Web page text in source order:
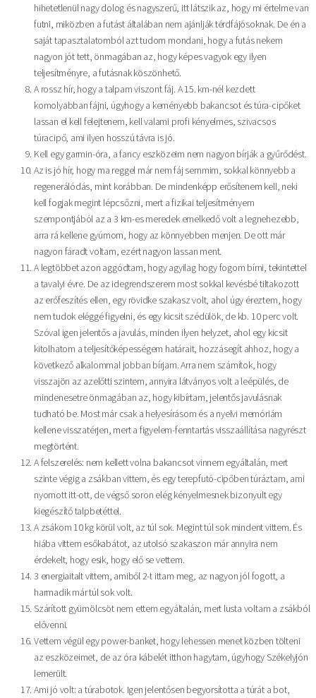
hihetetlenül nagy dolog és nagyszerű, itt látszik az, hogy mi értelme van
futni, miközben a futást általában nem ajánlják térdfájósoknak. De én a
saját tapasztalatomból azt tudom mondani, hogy a futás nekem
nagyon jót tett, önmagában az, hogy képes vagyok egy ilyen
teljesítményre, a futásnak köszönhető.
A rossz hír, hogy a talpam viszont fáj. A 15. km-nél kezdett
komolyabban fájni, úgyhogy a keményebb bakancsot és túra-cipőket
lassan el kell felejtenem, kell valami profi kényelmes, szivacsos
túracipő, ami ilyen hosszú távra is jó.
Kell egy garmin-óra, a fancy eszközeim nem nagyon bírják a gyűrődést.
Az is jó hír, hogy ma reggel már nem fáj semmim, sokkal könnyebb a
regenerálódás, mint korábban. De mindenképp erősítenem kell, neki
kell fogjak megint lépcsőzni, mert a fizikai teljesítményem
szempontjából az a 3 km-es meredek emelkedő volt a legnehezebb,
arra rá kellene gyúrnom, hogy az könnyebben menjen. De ott már
nagyon fáradt voltam, ezért nagyon lassan ment.
A legtöbbet azon aggódtam, hogy agyilag hogy fogom bírni, tekintettel
a tavalyi évre. De az idegrendszerem most sokkal kevésbé tiltakozott
az erőfeszítés ellen, egy rövidke szakasz volt, ahol úgy éreztem, hogy
nem tudok eléggé figyelni, és egy kicsit szédülök, de kb. 10 perc volt.
Szóval igen jelentős a javulás, minden ilyen helyzet, ahol egy kicsit
kitolhatom a teljesítőképességem határait, hozzásegít ahhoz, hogy a
következő alkalommal jobban bírjam. Arra nem számítok, hogy
visszajön az azelőtti szintem, annyira látványos volt a leépülés, de
mindenesetre önmagában az, hogy kibírtam, jelentős javulásnak
tudható be. Most már csak a helyesírásom és a nyelvi memóriám
kellene visszatérjen, mert a figyelem-fenntartás visszaállítása nagyrészt
megtörtént.
A felszerelés: nem kellett volna bakancsot vinnem egyáltalán, mert
szinte végig a zsákban vittem, és egy terepfutó-cipőben túráztam, ami
nyomott itt-ott, de végső soron elég kényelmesnek bizonyult egy
kiegészítő talpbetéttel.
A zsákom 10 kg körül volt, az túl sok. Megint túl sok mindent vittem. És
hiába vittem esőkabátot, az utolsó szakaszon már annyira nem
érdekelt, hogy esik, hogy elő se vettem.
3 energiaitalt vittem, amiből 2-t ittam meg, az nagyon jól fogott, a
harmadik már túl sok volt.
Szárított gyümölcsöt nem ettem egyáltalán, mert lusta voltam a zsákból
elővenni.
Vettem végül egy power-banket, hogy lehessen menet közben tölteni
az eszközeimet, de az óra kábelét itthon hagytam, úgyhogy Székelyjón
lemerült.
Ami jó volt: a túrabotok. Igen jelentősen begyorsította a túrát a bot,